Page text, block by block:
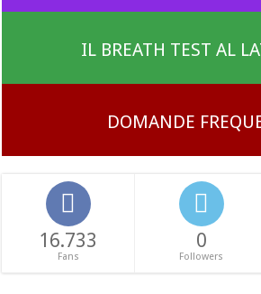
IL BREATH TEST AL
DOMANDE
16.733
Fans
0
Followers